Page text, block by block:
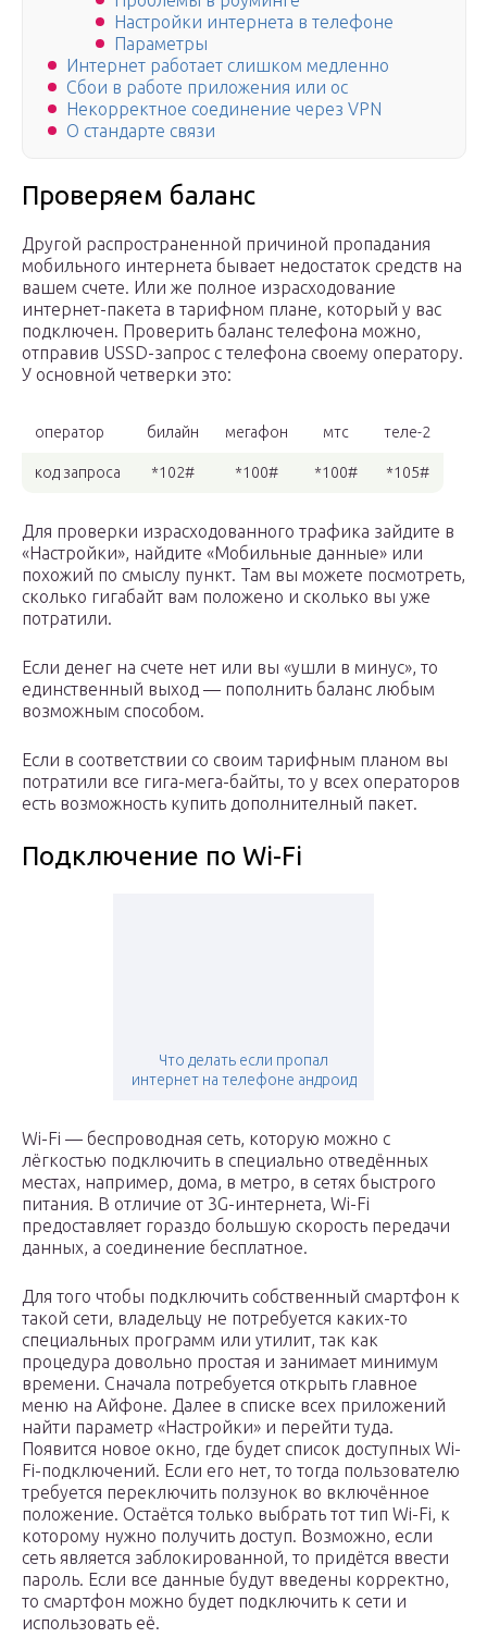
Настройки интернета в телефоне
Параметры
Интернет работает слишком медленно
Сбои в работе приложения или ос
Некорректное соединение через VPN
О стандарте связи
Проверяем баланс
Другой распространенной причиной пропадания
мобильного интернета бывает недостаток средств на
вашем счете. Или же полное израсходование
интернет-пакета в тарифном плане, который у вас
подключен. Проверить баланс телефона можно,
отправив USSD-запрос с телефона своему оператору.
У основной четверки это:
оператор билайн мегафон мтс теле-2
код запроса *102# *100# *100# *105#
Для проверки израсходованного трафика зайдите в
«Настройки», найдите «Мобильные данные» или
похожий по смыслу пункт. Там вы можете посмотреть,
сколько гигабайт вам положено и сколько вы уже
потратили.
Если денег на счете нет или вы «ушли в минус», то
единственный выход — пополнить баланс любым
возможным способом.
Если в соответствии со своим тарифным планом вы
потратили все гига-мега-байты, то у всех операторов
есть возможность купить дополнителный пакет.
Подключение по Wi-Fi
Что делать если пропал
интернет на телефоне андроид
Wi-Fi — беспроводная сеть, которую можно с
лёгкостью подключить в специально отведённых
местах, например, дома, в метро, в сетях быстрого
питания. В отличие от 3G-интернета, Wi-Fi
предоставляет гораздо большую скорость передачи
данных, а соединение бесплатное.
Для того чтобы подключить собственный смартфон к
такой сети, владельцу не потребуется каких-то
специальных программ или утилит, так как
процедура довольно простая и занимает минимум
времени. Сначала потребуется открыть главное
меню на Айфоне. Далее в списке всех приложений
найти параметр «Настройки» и перейти туда.
Появится новое окно, где будет список доступных Wi-
Fi-подключений. Если его нет, то тогда пользователю
требуется переключить ползунок во включённое
положение. Остаётся только выбрать тот тип Wi-Fi, к
которому нужно получить доступ. Возможно, если
сеть является заблокированной, то придётся ввести
пароль. Если все данные будут введены корректно,
то смартфон можно будет подключить к сети и
использовать её.